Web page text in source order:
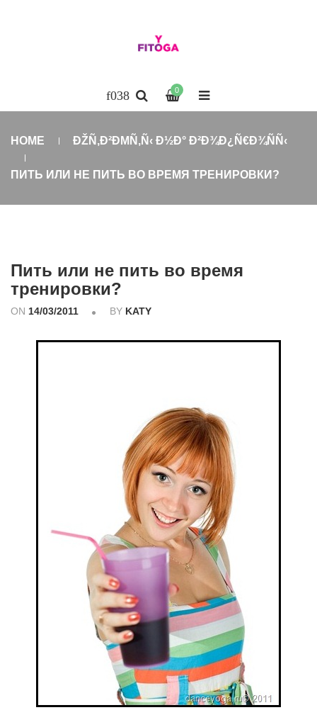
0
HOME ÐŽÑ‚Ð²ÐΜÑ‚Ñ‹ Ð½Ð° Ð²Ð¾Ð¿Ñ€Ð¾ÑÑ‹
ПИТЬ ИЛИ НЕ ПИТЬ ВО ВРЕМЯ ТРЕНИРОВКИ?
Пить или не пить во время
тренировки?
ON 14/03/2011 BY KATY